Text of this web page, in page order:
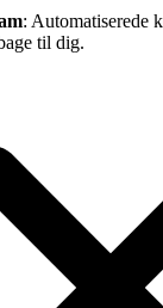
: Automatiserede
til dig.